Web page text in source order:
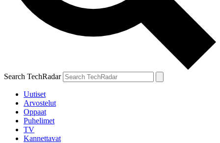
Search TechRadar
Uutiset
Arvostelut
Oppaat
Puhelimet
TV
Kannettavat